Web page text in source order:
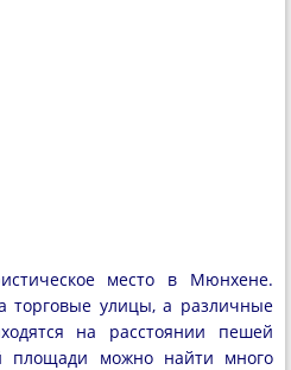
место в Мюнхене.
торговые улицы, а различные
на расстоянии пешей
площади можно найти много